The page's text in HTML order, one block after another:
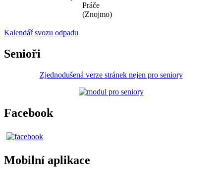
Práče
(Znojmo)
Kalendář svozu odpadu
Senioři
Zjednodušená verze stránek nejen pro seniory
Facebook
Mobilní aplikace